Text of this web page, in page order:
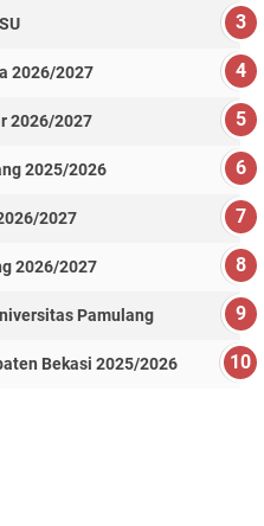
2026/2027
2026/2027
2025/2026
2027
2026/2027
Pamulang
Bekasi 2025/2026